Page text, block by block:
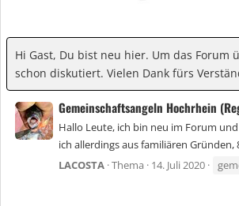
Hi Gast, Du bist neu hier. Um das
schon diskutiert. Vielen Dank fürs
Gemeinschaftsangeln Hochrhein
Hallo Leute, ich bin neu im Forum
ich allerdings aus familiären
LACOSTA Thema 14. Juli 2020